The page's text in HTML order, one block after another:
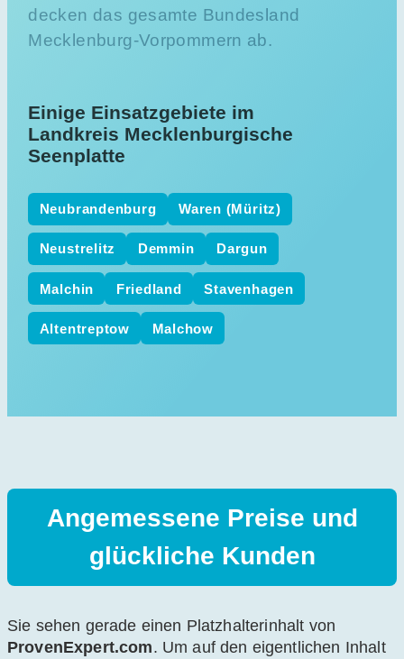
decken das gesamte Bundesland
Mecklenburg-Vorpommern ab.
Einige Einsatzgebiete im
Landkreis Mecklenburgische
Seenplatte
Neubrandenburg Waren (Müritz)
Neustrelitz Demmin Dargun
Malchin Friedland Stavenhagen
Altentreptow Malchow
Angemessene Preise und
glückliche Kunden
Sie sehen gerade einen Platzhalterinhalt von
ProvenExpert.com. Um auf den eigentlichen Inhalt